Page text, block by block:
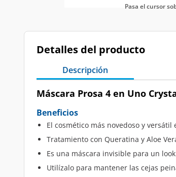
Pasa el cursor
Detalles del producto
Descripción
Máscara Prosa 4 en Uno
Beneficios
El cosmético más novedoso y versátil
Tratamiento con Queratina y Aloe
Es una máscara invisible para un
Utilízalo para mantener las cejas